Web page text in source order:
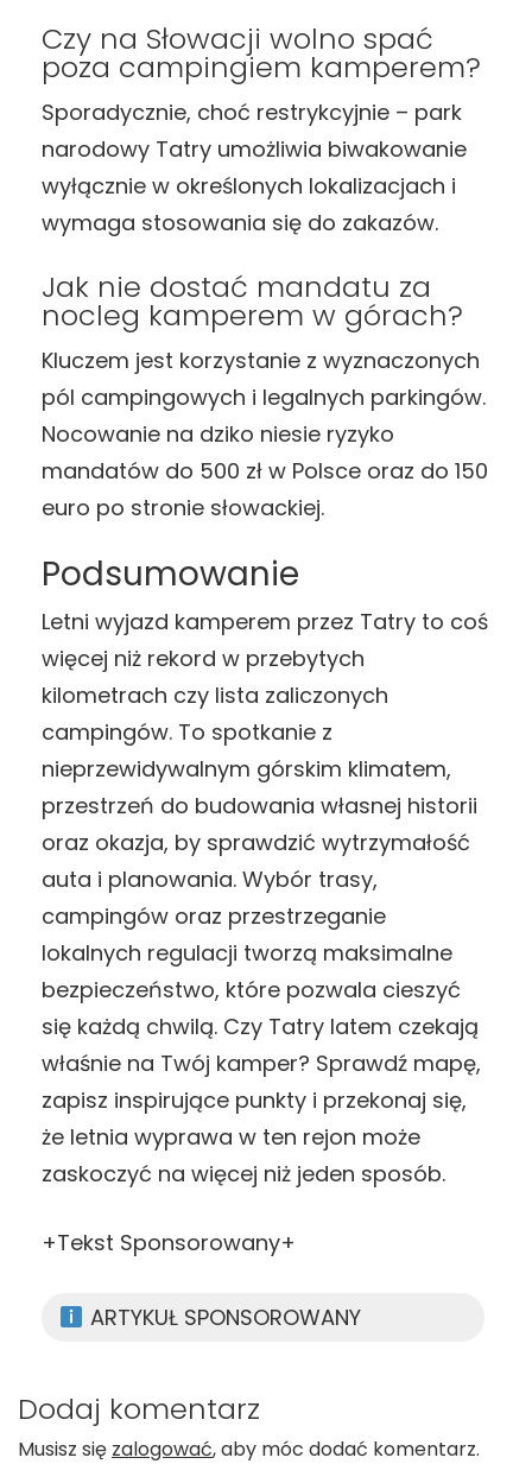
Czy na Słowacji wolno spać
poza campingiem kamperem?
Sporadycznie, choć restrykcyjnie – park
narodowy Tatry umożliwia biwakowanie
wyłącznie w określonych lokalizacjach i
wymaga stosowania się do zakazów.
Jak nie dostać mandatu za
nocleg kamperem w górach?
Kluczem jest korzystanie z wyznaczonych
pól campingowych i legalnych parkingów.
Nocowanie na dziko niesie ryzyko
mandatów do 500 zł w Polsce oraz do 150
euro po stronie słowackiej.
Podsumowanie
Letni wyjazd kamperem przez Tatry to coś
więcej niż rekord w przebytych
kilometrach czy lista zaliczonych
campingów. To spotkanie z
nieprzewidywalnym górskim klimatem,
przestrzeń do budowania własnej historii
oraz okazja, by sprawdzić wytrzymałość
auta i planowania. Wybór trasy,
campingów oraz przestrzeganie
lokalnych regulacji tworzą maksimalne
bezpieczeństwo, które pozwala cieszyć
się każdą chwilą. Czy Tatry latem czekają
właśnie na Twój kamper? Sprawdź mapę,
zapisz inspirujące punkty i przekonaj się,
że letnia wyprawa w ten rejon może
zaskoczyć na więcej niż jeden sposób.
+Tekst Sponsorowany+
ARTYKUŁ SPONSOROWANY
Dodaj komentarz
Musisz się zalogować, aby móc dodać komentarz.